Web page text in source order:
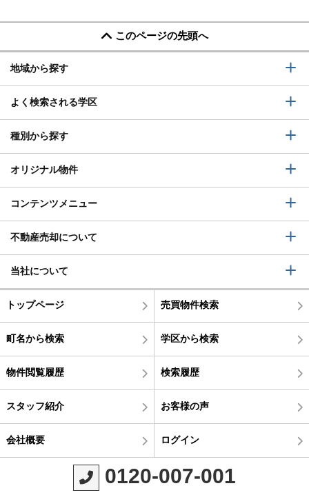
このページの先頭へ
地域から探す
よく検索される学区
種別から探す
オリジナル物件
コンテンツメニュー
不動産売却について
当社について
トップページ 売買物件検索
町名から検索 学区から検索
物件閲覧履歴 検索履歴
スタッフ紹介 お客様の声
会社概要 ログイン
0120-007-001